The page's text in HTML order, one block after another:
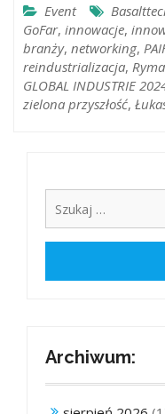
Event
GoFar, innowacje,
branży, networking,
reindustrializacja,
GLOBAL INDUSTRIE
zielona przyszłość,
Archiwum: